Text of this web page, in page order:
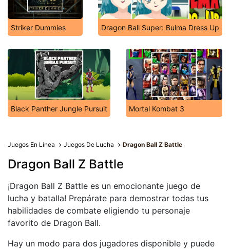
Striker Dummies Dragon Ball Super: Bulma Dress Up
Black Panther Jungle Pursuit Mortal Kombat 3
Juegos En Línea Juegos De Lucha Dragon Ball Z Battle
Dragon Ball Z Battle
¡Dragon Ball Z Battle es un emocionante juego de
lucha y batalla! Prepárate para demostrar todas tus
habilidades de combate eligiendo tu personaje
favorito de Dragon Ball.
Hay un modo para dos jugadores disponible y puede